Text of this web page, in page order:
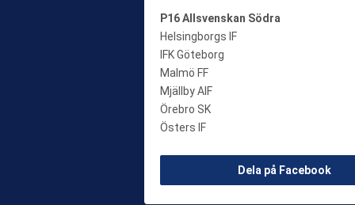
P16 Allsvenskan Södra
Helsingborgs IF
IFK Göteborg
Malmö FF
Mjällby AIF
Örebro SK
Östers IF
Dela på Facebook